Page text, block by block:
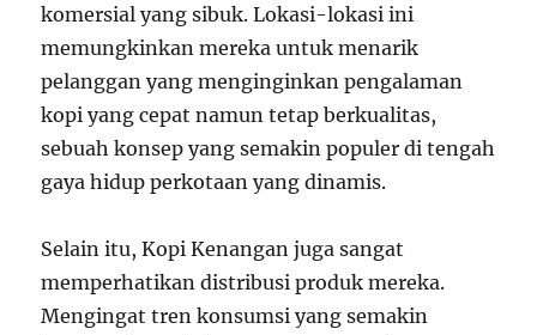
komersial yang sibuk. Lokasi-lokasi ini
memungkinkan mereka untuk menarik
pelanggan yang menginginkan pengalaman
kopi yang cepat namun tetap berkualitas,
sebuah konsep yang semakin populer di tengah
gaya hidup perkotaan yang dinamis.
Selain itu, Kopi Kenangan juga sangat
memperhatikan distribusi produk mereka.
Mengingat tren konsumsi yang semakin